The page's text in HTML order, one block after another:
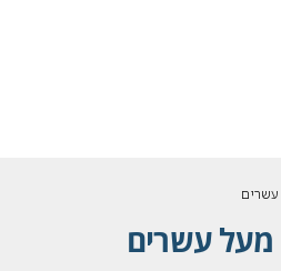
עשרים
מעל עשרים